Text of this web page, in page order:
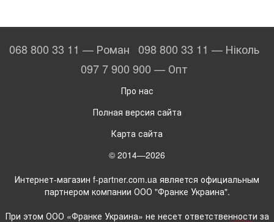
068 800 33 11 — Роман 098 800 33 11 — Ніколь
097 7 900 900 — Опт
Про нас
Полная версия сайта
Карта сайта
© 2014—2026
Интернет-магазин f-partner.com.ua является официальным
партнером компании ООО "Франке Украина".
При этом ООО «Франке Украина» не несет ответственности за